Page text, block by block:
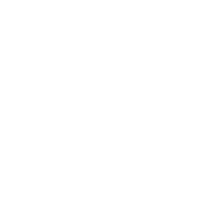
le Site, le
par Bruno
dispositions
et clients,
un